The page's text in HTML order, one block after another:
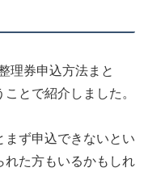
理券申込方法まと
とで紹介しました。
まず申込できないとい
れた方もいるかもしれ